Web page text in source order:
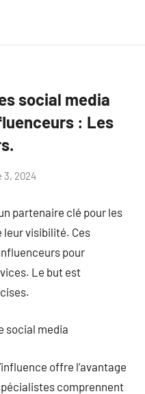
social media
: Les
3, 2024
partenaire clé pour les
visibilité. Ces
pour
Le but est
social media
offre l’avantage
comprennent